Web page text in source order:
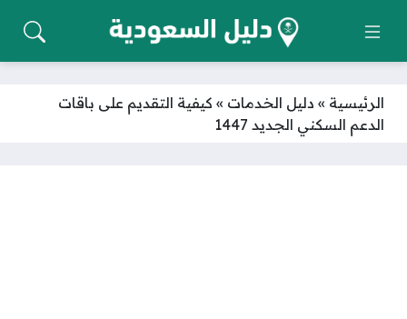
الرئيسية » دليل الخدمات » كيفية التقديم على باقات
الدعم السكني الجديد 1447